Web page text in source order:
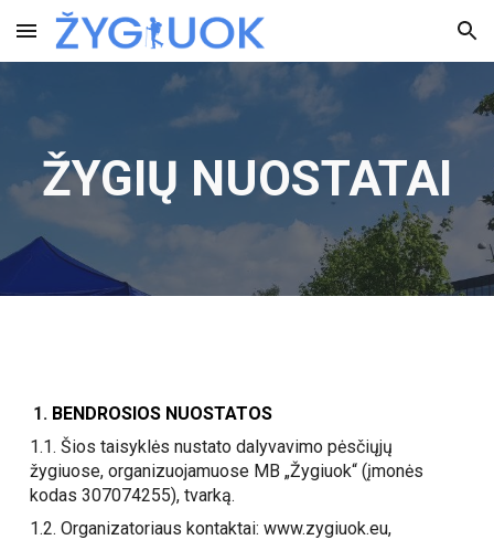
Skip to main content Skip to navigation
ŽYGIŲ NUOSTATAI
BENDROSIOS NUOSTATOS
1.1. Šios taisyklės nustato dalyvavimo pėsčiųjų
žygiuose, organizuojamuose MB „Žygiuok“ (įmonės
kodas 307074255), tvarką.
1.2. Organizatoriaus kontaktai: www.zygiuok.eu,